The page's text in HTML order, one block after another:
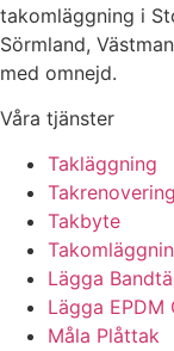
takomläggning i
Sörmland,
med omnejd.
Våra tjänster
Takläggning
Takrenovering
Takbyte
Lägga
Lägga EPDM
Måla Plåttak